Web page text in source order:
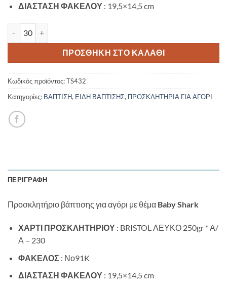
ΔΙΑΣΤΑΣΗ ΦΑΚΕΛΟΥ: 19,5×14,5 cm
ΠΡΟΣΘΉΚΗ ΣΤΟ ΚΑΛΆΘΙ
Κωδικός προϊόντος:TS432
Κατηγορίες: ΒΑΠΤΙΣΗ, ΕΙΔΗ ΒΑΠΤΙΣΗΣ, ΠΡΟΣΚΛΗΤΗΡΙΑ ΓΙΑ ΑΓΟΡΙ
ΠΕΡΙΓΡΑΦΉ
Προσκλητήριο βάπτισης για αγόρι με θέμα Baby Shark
ΧΑΡΤΙ ΠΡΟΣΚΛΗΤΗΡΙΟΥ: BRISTOL ΛΕΥΚΟ 250gr * Α/
Α – 230
ΦΑΚΕΛΟΣ : Νο91K
ΔΙΑΣΤΑΣΗ ΦΑΚΕΛΟΥ: 19,5×14,5 cm